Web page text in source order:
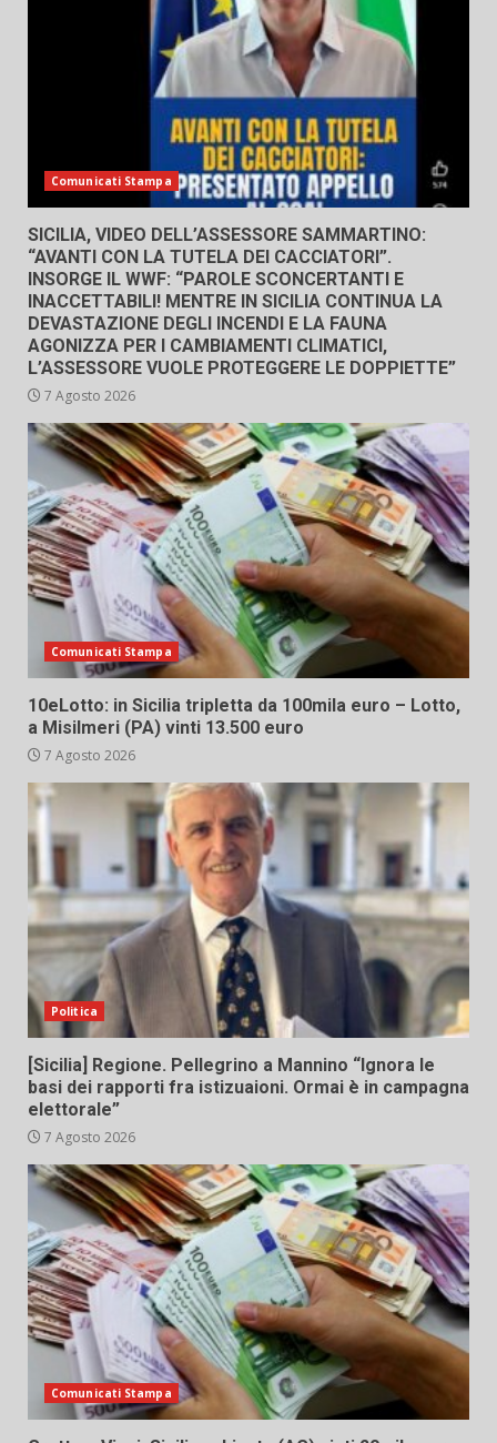
Comunicati Stampa
SICILIA, VIDEO DELL’ASSESSORE SAMMARTINO:
“AVANTI CON LA TUTELA DEI CACCIATORI”.
INSORGE IL WWF: “PAROLE SCONCERTANTI E
INACCETTABILI! MENTRE IN SICILIA CONTINUA LA
DEVASTAZIONE DEGLI INCENDI E LA FAUNA
AGONIZZA PER I CAMBIAMENTI CLIMATICI,
L’ASSESSORE VUOLE PROTEGGERE LE DOPPIETTE”
7 Agosto 2026
Comunicati Stampa
10eLotto: in Sicilia tripletta da 100mila euro – Lotto,
a Misilmeri (PA) vinti 13.500 euro
7 Agosto 2026
Politica
[Sicilia] Regione. Pellegrino a Mannino “Ignora le
basi dei rapporti fra istizuaioni. Ormai è in campagna
elettorale”
7 Agosto 2026
Comunicati Stampa